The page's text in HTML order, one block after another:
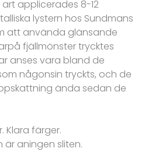
applicerades 8-12
lystern hos Sundmans
att använda glänsande
fjällmönster trycktes
anses vara bland de
någonsin tryckts, och de
ända sedan de
Klara färger.
aningen sliten.